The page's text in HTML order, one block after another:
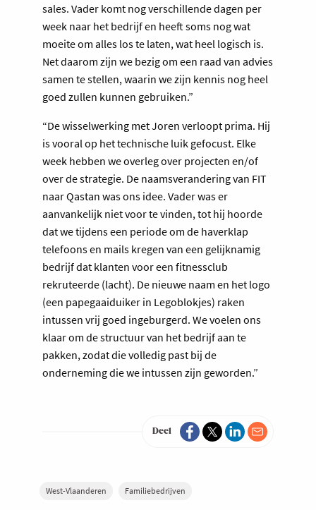
sales. Vader komt nog verschillende dagen per
week naar het bedrijf en heeft soms nog wat
moeite om alles los te laten, wat heel logisch is.
Net daarom zijn we bezig om een raad van advies
samen te stellen, waarin we zijn kennis nog heel
goed zullen kunnen gebruiken.”
“De wisselwerking met Joren verloopt prima. Hij
is vooral op het technische luik gefocust. Elke
week hebben we overleg over projecten en/of
over de strategie. De naamsverandering van FIT
naar Qastan was ons idee. Vader was er
aanvankelijk niet voor te vinden, tot hij hoorde
dat we tijdens een periode om de haverklap
telefoons en mails kregen van een gelijknamig
bedrijf dat klanten voor een fitnessclub
rekruteerde (lacht). De nieuwe naam en het logo
(een papegaaiduiker in Legoblokjes) raken
intussen vrij goed ingeburgerd. We voelen ons
klaar om de structuur van het bedrijf aan te
pakken, zodat die volledig past bij de
onderneming die we intussen zijn geworden.”
Deel
West-Vlaanderen Familiebedrijven